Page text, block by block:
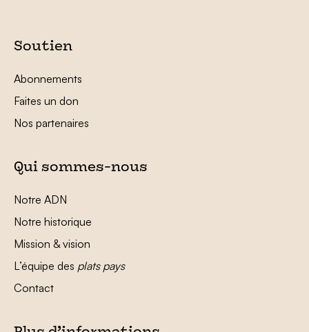
Soutien
Abonnements
Faites un don
Nos partenaires
Qui sommes-nous
Notre ADN
Notre historique
Mission & vision
L’équipe des plats pays
Contact